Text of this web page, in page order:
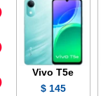
Vivo T5e
145 $